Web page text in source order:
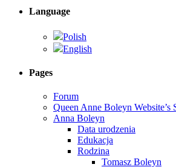
Language
Polish
English
Pages
Forum
Queen Anne Boleyn Website’s
Anna Boleyn
Data urodzenia
Edukacja
Rodzina
Tomasz Boleyn